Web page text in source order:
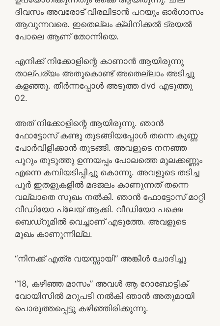
ദിവസം അവരോട് വിരലിടാൻ പറയും ഓർഗാസം
ആവുന്നവരെ. ഇതെല്ലം ക്ലിനിക്കൽ ട്രയൽ
പോലെ ആണ് തോന്നിയെ.
എനിക്ക് നിക്കോളിന്റെ കാണാൻ ആയിരുന്നു
താല്പര്യം അതുകൊണ്ട് അതെല്ലാം അടിച്ചു
കളഞ്ഞു. തീർന്നപ്പോൾ അടുത്ത dvd എടുത്തു
02.
അത് നിക്കോളിന്റെ ആയിരുന്നു. ഞാൻ
ഫോട്ടോസ് കണ്ടു തുടങ്ങിയപ്പോൾ തന്നെ കുണ്ണ
പോർവിളിക്കാൻ തുടങ്ങി. അവളുടെ നനഞ്ഞ
പൂറും തുടുത്തു ഉന്നയപ്പം പോലത്തെ മുലക്കണ്ണും
എന്നെ കമ്പിയടിപ്പിച്ചു കൊന്നു. അവളുടെ തടിച്ച
പൂർ ഇതളുകളിൽ മദജലം കാണുന്നത് തന്നെ
വല്ലാതെ സുഖം നൽകി. ഞാൻ ഫോട്ടോസ് മാറ്റി
വീഡിയോ പ്ലേയ് ആക്കി. വീഡിയോ പക്ഷെ
ബെഡ്‌റൂമിൽ വെച്ചാണ് എടുത്തേ. അവളുടെ
മുഖം കാണുന്നില്ല.
“നിനക്ക് എത്ര വയസ്സായി” അങ്കിൾ ചോദിച്ചു
“18, കഴിഞ്ഞ മാസം” അവൾ ആ റോബോട്ടിക്
വോയിസിൽ മറുപടി നൽകി ഞാൻ അതുമായി
പൊരുത്തപ്പെട്ടു കഴിഞ്ഞിരിക്കുന്നു.